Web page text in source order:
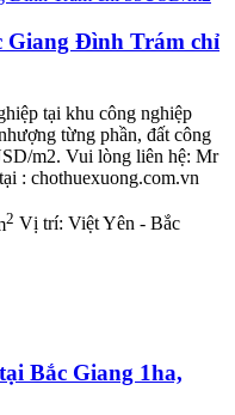
Giang Đình Trám chỉ
tại khu công nghiệp
từng phần, đất công
m2. Vui lòng liên hệ: Mr
: chothuexuong.com.vn
2 Vị trí: Việt Yên - Bắc
Bắc Giang 1ha,